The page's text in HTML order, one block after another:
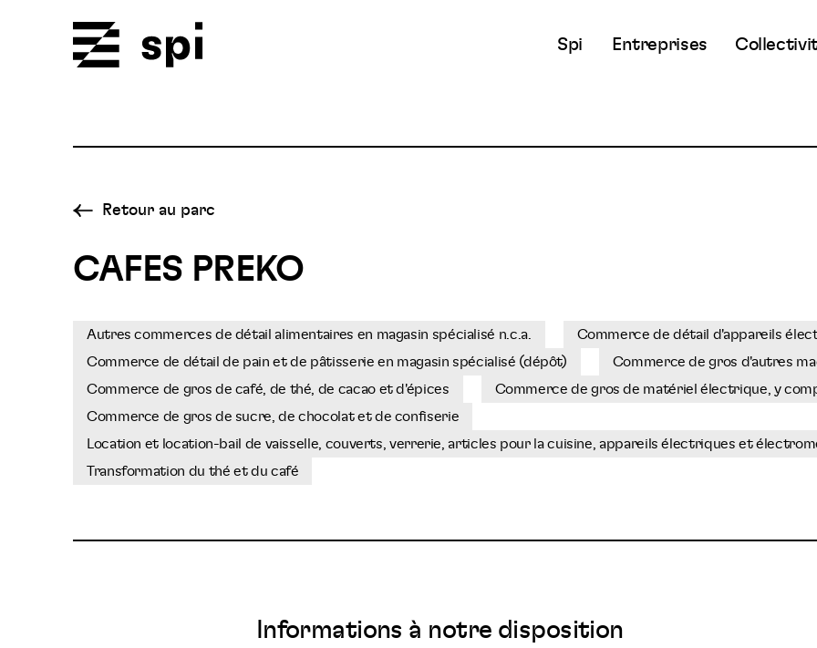
Spi Entreprises
Retour au parc
CAFES PREKO
Autres commerces de détail alimentaires en magasin spécialisé n.c.a.
Commerce de détail d'appareils
Commerce de détail de pain et de pâtisserie en magasin spécialisé (dépôt)
Commerce de gros d'autres
Commerce de gros de café, de thé, de cacao et d'épices
Commerce de gros de matériel électrique, y
Commerce de gros de sucre, de chocolat et de confiserie
Location et location-bail de vaisselle, couverts, verrerie, articles pour la cuisine, appareils électriques et
Transformation du thé et du café
Informations à notre disposition